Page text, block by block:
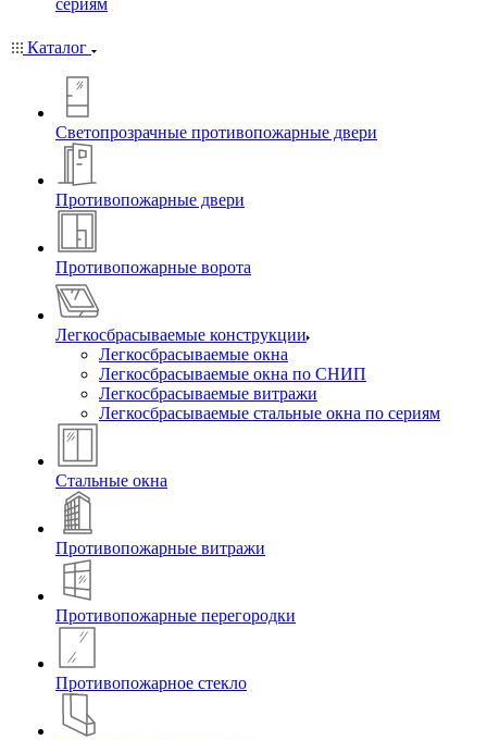
сериям
Каталог
Светопрозрачные противопожарные двери
Противопожарные двери
Противопожарные ворота
Легкосбрасываемые конструкции
Легкосбрасываемые окна
Легкосбрасываемые окна по СНИП
Легкосбрасываемые витражи
Легкосбрасываемые стальные окна по сериям
Стальные окна
Противопожарные витражи
Противопожарные перегородки
Противопожарное стекло